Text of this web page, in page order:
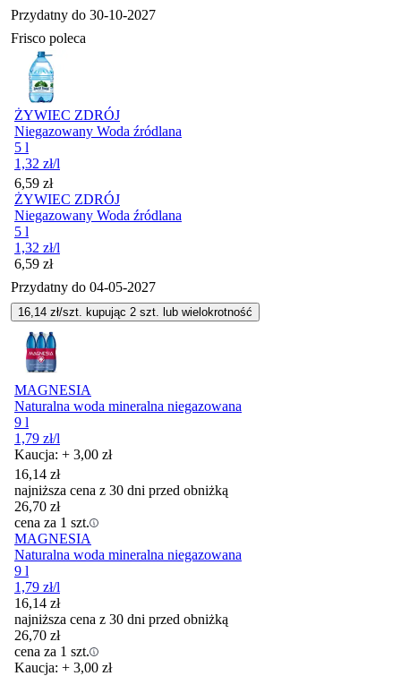
Przydatny do 30-10-2027
Frisco poleca
ŻYWIEC ZDRÓJ
Niegazowany Woda źródlana
5 l
1,32 zł/l
Cena
6,59 zł
ŻYWIEC ZDRÓJ
Niegazowany Woda źródlana
5 l
1,32 zł/l
Cena
6,59 zł
Przydatny do 04-05-2027
16,14 zł/szt. kupując 2 szt. lub wielokrotność
MAGNESIA
Naturalna woda mineralna niegazowana
9 l
1,79 zł/l
Kaucja: + 3,00 zł
16,14 zł
najniższa cena z 30 dni przed obniżką
26,70 zł
cena za 1 szt.
MAGNESIA
Naturalna woda mineralna niegazowana
9 l
1,79 zł/l
16,14 zł
najniższa cena z 30 dni przed obniżką
26,70 zł
cena za 1 szt.
Kaucja: + 3,00 zł